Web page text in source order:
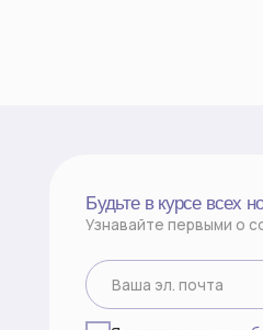
Узнавайте первыми о
©2026 все права защищены